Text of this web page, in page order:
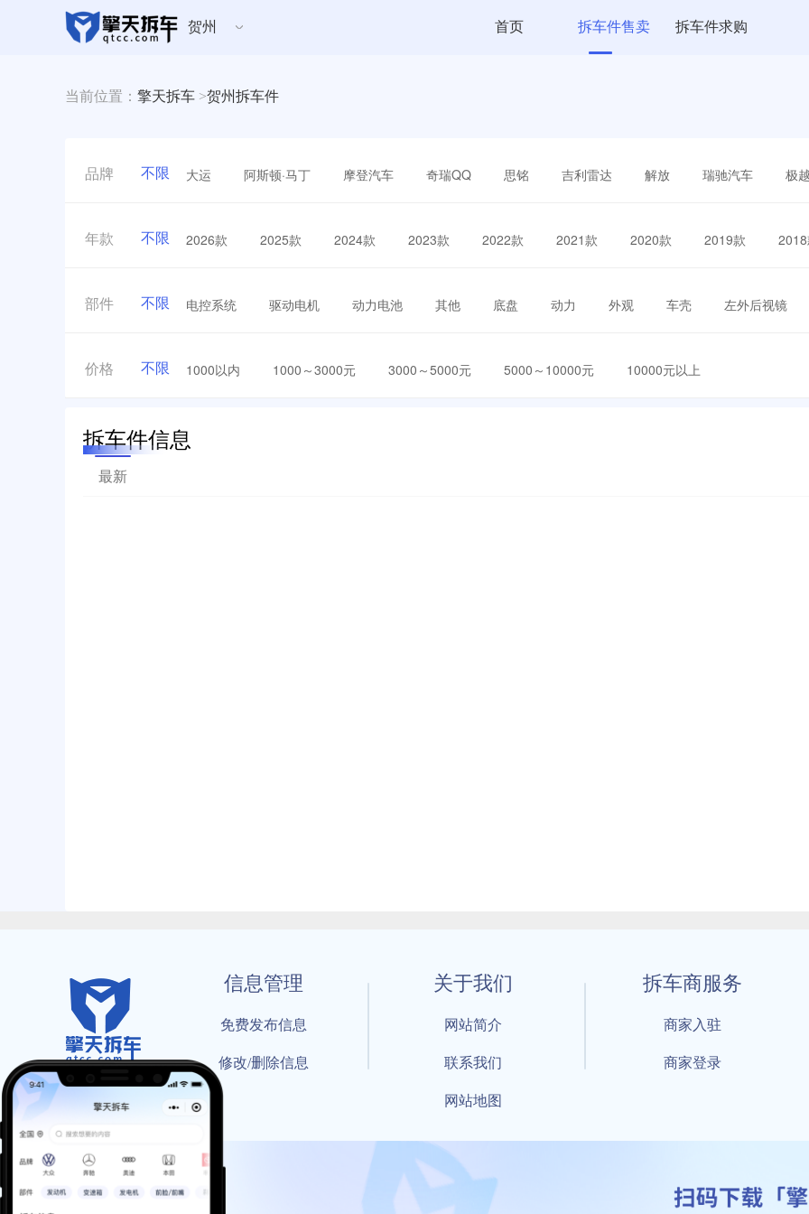
贺州 首页 拆车件售卖 拆车件求购
当前位置： 擎天拆车 >贺州拆车件
品牌 不限 大运 阿斯顿·马丁 摩登汽车 奇瑞QQ 思铭 吉利雷达 解放 瑞驰汽车 极
年款 不限 2026款 2025款 2024款 2023款 2022款 2021款 2020款 2019款
部件 不限 电控系统 驱动电机 动力电池 其他 底盘 动力 外观 车壳 左外后视镜
价格 不限 1000以内 1000～3000元 3000～5000元 5000～10000元 10000元以上
拆车件信息
最新
信息管理
免费发布信息
修改/删除信息
关于我们
网站简介
联系我们
网站地图
拆车商服务
商家入驻
商家登录
© 2021 By 擎天拆车-买卖拆车件，擎天拆车好省快 All Rights Reserved
工信部备案号：鲁ICP备18021004号-17 公安部备案号： 鲁公网安备